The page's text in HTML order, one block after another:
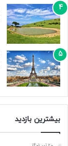
بیشترین بازدید